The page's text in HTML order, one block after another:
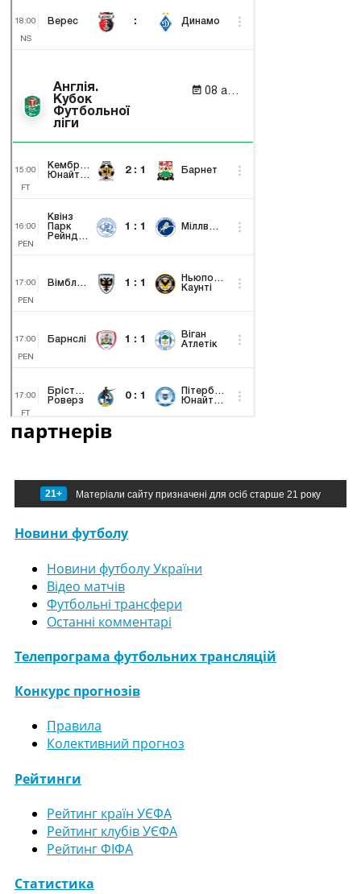
партнерів
21+ Матеріали сайту призначені для осіб старше 21 року
Новини футболу
Новини футболу України
Відео матчів
Футбольні трансфери
Останні комментарі
Телепрограма футбольних трансляцій
Конкурс прогнозів
Правила
Колективний прогноз
Рейтинги
Рейтинг країн УЄФА
Рейтинг клубів УЄФА
Рейтинг ФІФА
Статистика